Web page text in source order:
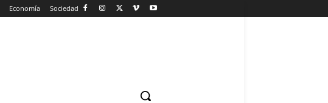
Economía Sociedad